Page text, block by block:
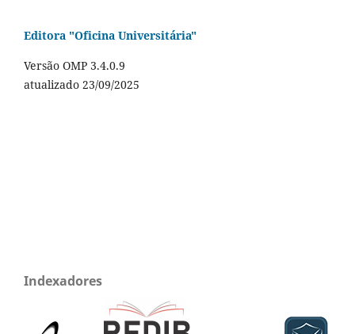
Editora "Oficina Universitária"
Versão OMP 3.4.0.9
atualizado 23/09/2025
Indexadores